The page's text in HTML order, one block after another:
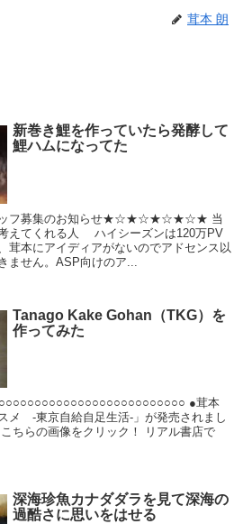
茸本 朗
新巻き鯉を作っていたら発酵して
鯉ハムになってた
募集のお知らせ★☆★☆★☆★☆★ 当
えてくれる人 ハイシーズンは120万PV
茸本にアイディアがないのでアドセンス以
ません。ASP向けのア...
Tanago Kake Gohan（TKG）を
作ってみた
●茸本
メ -東京自給自足生活-」が発売されまし
ちらの画像をクリック！ リアル書店で
深海珍魚カナダダラを見て深海の
過酷さに思いをはせる